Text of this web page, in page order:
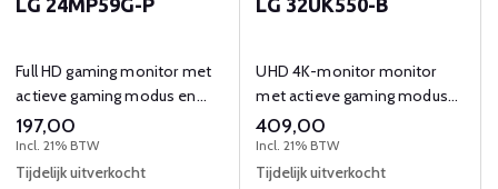
Full HD gaming monitor met
actieve gaming modus en
lage responstijd.
197,00
Incl. 21% BTW
Tijdelijk uitverkocht
UHD 4K-monitor monitor
met actieve gaming modus
en lage responstijd.
409,00
Incl. 21% BTW
Tijdelijk uitverkocht